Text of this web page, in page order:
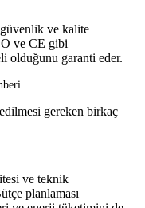
güvenlik ve kalite
ve CE gibi
olduğunu garanti eder.
edilmesi gereken birkaç
ve teknik
planlaması